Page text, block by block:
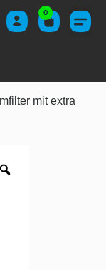
0
mit extra